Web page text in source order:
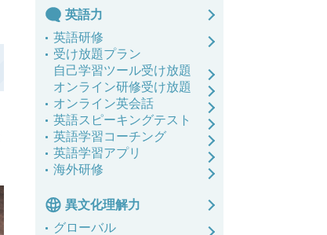
英語力
英語研修
受け放題プラン
自己学習ツール受け放題
オンライン研修受け放題
オンライン英会話
英語スピーキングテスト
英語学習コーチング
英語学習アプリ
海外研修
異文化理解力
グローバル